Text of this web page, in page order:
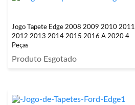
Jogo Tapete Edge 2008 2009 2010 2011
2012 2013 2014 2015 2016 A 2020 4
Peças
Produto Esgotado